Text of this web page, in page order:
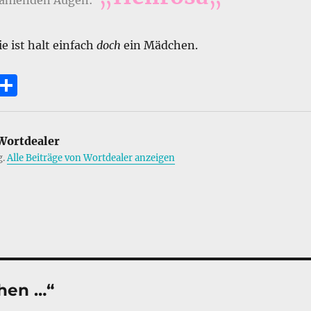
ist halt einfach doch ein Mädchen.
T
ei
le
n
Alle Beiträge von Wortdealer anzeigen
…“